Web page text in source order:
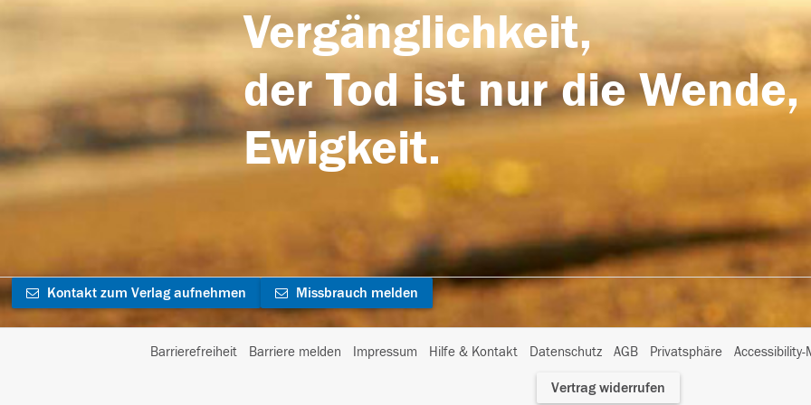
Vergänglichkeit,
der Tod ist nur die
Ewigkeit.
Kontakt zum Verlag aufnehmen Missbrauch melden
Barrierefreiheit Barriere melden Impressum Hilfe & Kontakt Datenschutz AGB Privatsphäre
I
Vertrag widerrufen